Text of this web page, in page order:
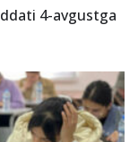
4-avgustga